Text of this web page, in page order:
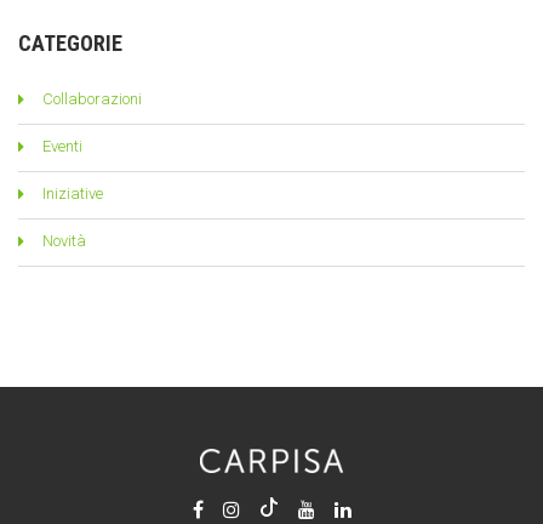
CATEGORIE
Collaborazioni
Eventi
Iniziative
Novità